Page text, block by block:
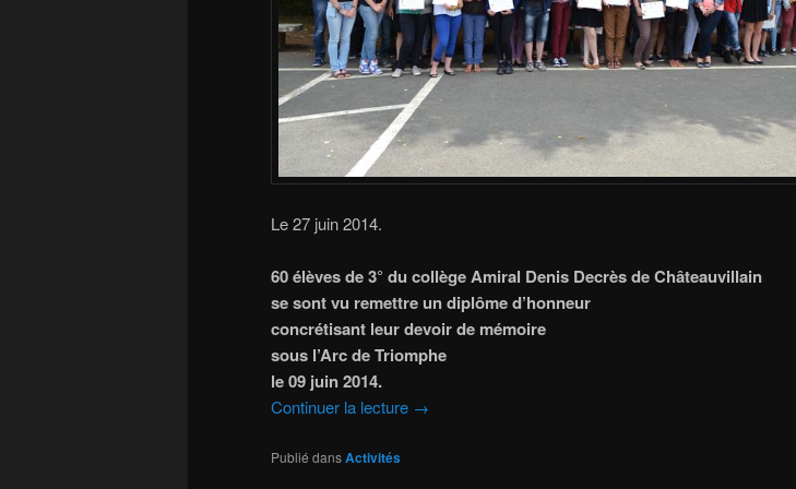
Le 27 juin 2014.
60 élèves de 3° du collège Amiral Denis Decrès de Châteauvillain
se sont vu remettre un diplôme d’honneur
concrétisant leur devoir de mémoire
sous l’Arc de Triomphe
le 09 juin 2014.
Continuer la lecture →
Publié dansActivités